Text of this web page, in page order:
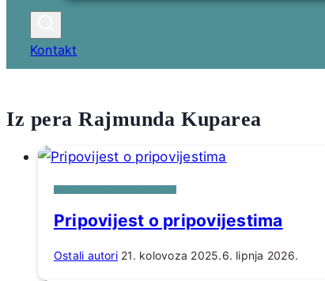
Kontakt
Iz pera Rajmunda Kuparea
Pripovijest o pripovijestima
Ostali autori 21. kolovoza 2025.6. lipnja 2026.